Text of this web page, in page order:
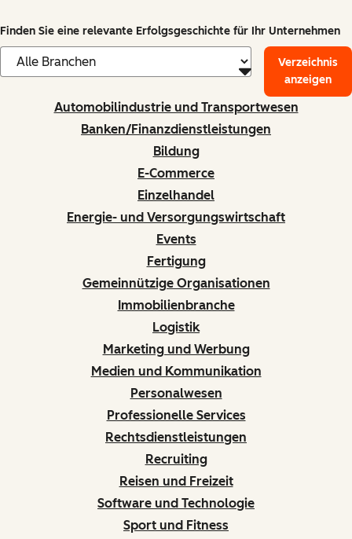
Finden Sie eine relevante Erfolgsgeschichte für Ihr Unternehmen
Verzeichnis
anzeigen
Automobilindustrie und Transportwesen
Banken/Finanzdienstleistungen
Bildung
E-Commerce
Einzelhandel
Energie- und Versorgungswirtschaft
Events
Fertigung
Gemeinnützige Organisationen
Immobilienbranche
Logistik
Marketing und Werbung
Medien und Kommunikation
Personalwesen
Professionelle Services
Rechtsdienstleistungen
Recruiting
Reisen und Freizeit
Software und Technologie
Sport und Fitness